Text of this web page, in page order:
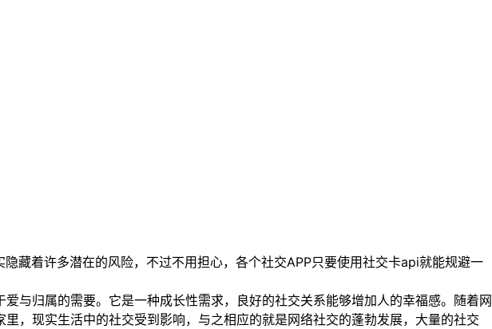
着许多潜在的风险，不过不用担心，各个社交APP只要使用社交卡api就能规避一
归属的需要。它是一种成长性需求，良好的社交关系能够增加人的幸福感。随着网
，现实生活中的社交受到影响，与之相应的就是网络社交的蓬勃发展，大量的社交